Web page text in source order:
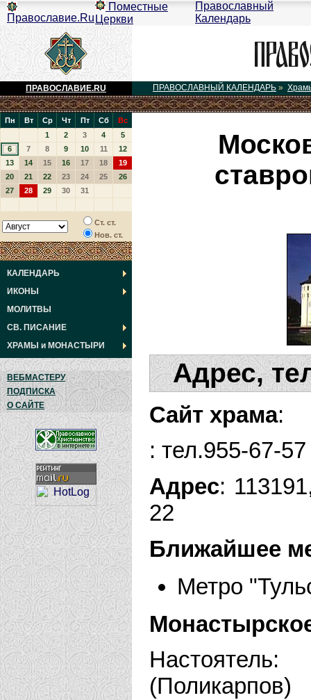
Православие.Ru
Поместные
Церкви
Православный
Календарь
ПРАВОСЛАВИЕ.RU ПРАВОСЛАВНЫЙ КАЛЕНДАРЬ »
Пн Вт Ср Чт Пт Сб
Вс
1
2 3 4
5
6
7 8 9 10 11
12
13
14 15 16 17 18
19
20
21 22 23 24 25
26
27
28 29 30 31
Ст. ст.
Нов. ст.
КАЛЕНДАРЬ
ИКОНЫ
МОЛИТВЫ
СВ. ПИСАНИЕ
ХРАМЫ и МОНАСТЫРИ
ВЕБМАСТЕРУ
ПОДПИСКА
О САЙТЕ
Адрес,
Сайт храма:
: тел.955-67-57
Адрес:
22
Ближайшее
Метро
(Поликарпов)